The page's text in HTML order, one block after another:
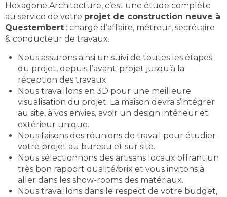
Hexagone Architecture, c’est une étude complète
au service de votre projet de construction neuve à
Questembert : chargé d’affaire, métreur, secrétaire
& conducteur de travaux.
Nous assurons ainsi un suivi de toutes les étapes
du projet, depuis l’avant-projet jusqu’à la
réception des travaux.
Nous travaillons en 3D pour une meilleure
visualisation du projet. La maison devra s’intégrer
au site, à vos envies, avoir un design intérieur et
extérieur unique.
Nous faisons des réunions de travail pour étudier
votre projet au bureau et sur site.
Nous sélectionnons des artisans locaux offrant un
très bon rapport qualité/prix et vous invitons à
aller dans les show-rooms des matériaux.
Nous travaillons dans le respect de votre budget,